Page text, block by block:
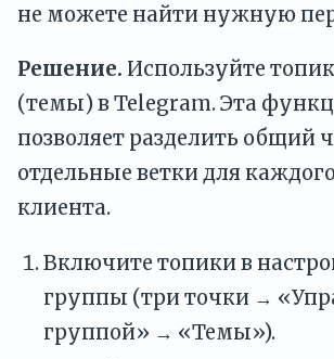
не можете найти нужную
Решение. Используйте
(темы) в Telegram. Эта
позволяет разделить общий
отдельные ветки для
клиента.
Включите топики в
группы (три точки →
группой» → «Темы»).